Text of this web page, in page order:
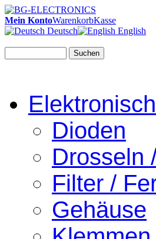
Mein KontoWarenkorbKasse
Deutsch
English
Suchen
Dioden
Drosseln
Filter /
Gehäuse